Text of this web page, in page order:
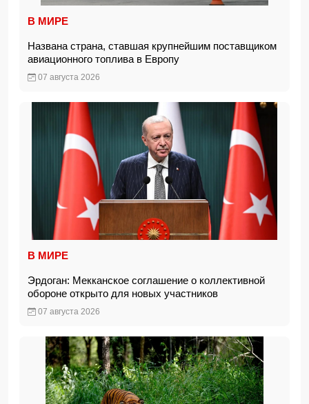
В МИРЕ
Названа страна, ставшая крупнейшим поставщиком
авиационного топлива в Европу
07 августа 2026
В МИРЕ
Эрдоган: Мекканское соглашение о коллективной
обороне открыто для новых участников
07 августа 2026